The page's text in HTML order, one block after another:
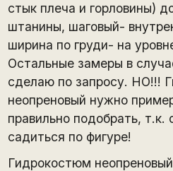
стык плеча и горловины)
штанины, шаговый-
ширина по груди- на
Остальные замеры в
сделаю по запросу. НО!!!
неопреновый нужно
правильно подобрать,
садиться по фигуре!
Гидрокостюм